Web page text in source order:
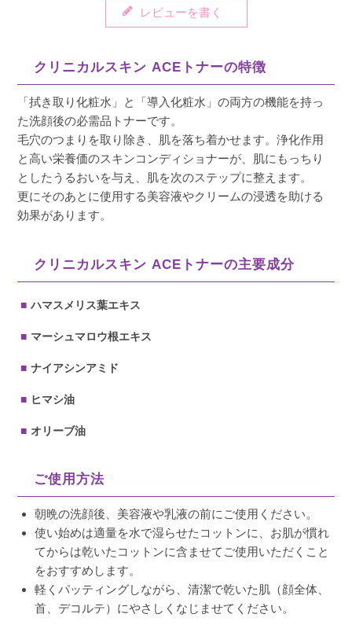
レビューを書く
クリニカルスキン ACEトナーの特徴
「拭き取り化粧水」と「導入化粧水」の両方の機能を持っ
た洗顔後の必需品トナーです。
毛穴のつまりを取り除き、肌を落ち着かせます。浄化作用
と高い栄養価のスキンコンディショナーが、肌にもっちり
としたうるおいを与え、肌を次のステップに整えます。
更にそのあとに使用する美容液やクリームの浸透を助ける
効果があります。
クリニカルスキン ACEトナーの主要成分
ハマスメリス葉エキス
マーシュマロウ根エキス
ナイアシンアミド
ヒマシ油
オリーブ油
ご使用方法
朝晩の洗顔後、美容液や乳液の前にご使用ください。
使い始めは適量を水で湿らせたコットンに、お肌が慣れ
てからは乾いたコットンに含ませてご使用いただくこと
をおすすめします。
軽くパッティングしながら、清潔で乾いた肌（顔全体、
首、デコルテ）にやさしくなじませてください。